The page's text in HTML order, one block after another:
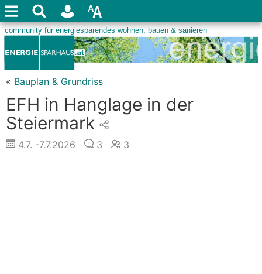
« Bauplan & Grundriss
EFH in Hanglage in der
Steiermark
4.7. -7.7.2026 3 3